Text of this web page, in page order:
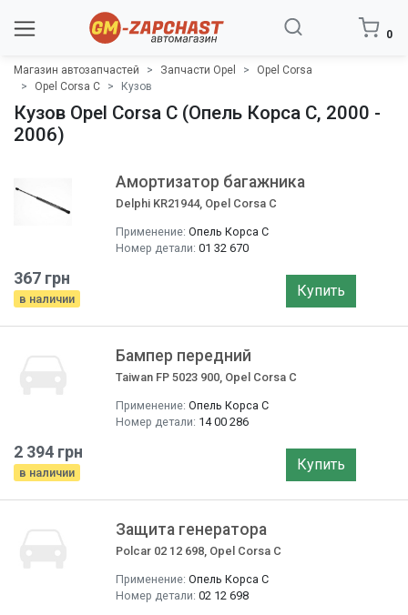
0
Магазин автозапчастей Запчасти Opel
Opel Corsa
Opel Corsa C
Кузов
Кузов Opel Corsa C (Опель Корса C, 2000 -
2006)
Амортизатор багажника
Delphi KR21944, Opel Corsa C
Применение: Опель Корса C
Номер детали: 01 32 670
367 грн
в наличии Купить
Бампер передний
Taiwan FP 5023 900, Opel Corsa C
Применение: Опель Корса С
Номер детали: 14 00 286
2 394 грн
в наличии Купить
Защита генератора
Polcar 02 12 698, Opel Corsa C
Применение: Опель Корса С
Номер детали: 02 12 698